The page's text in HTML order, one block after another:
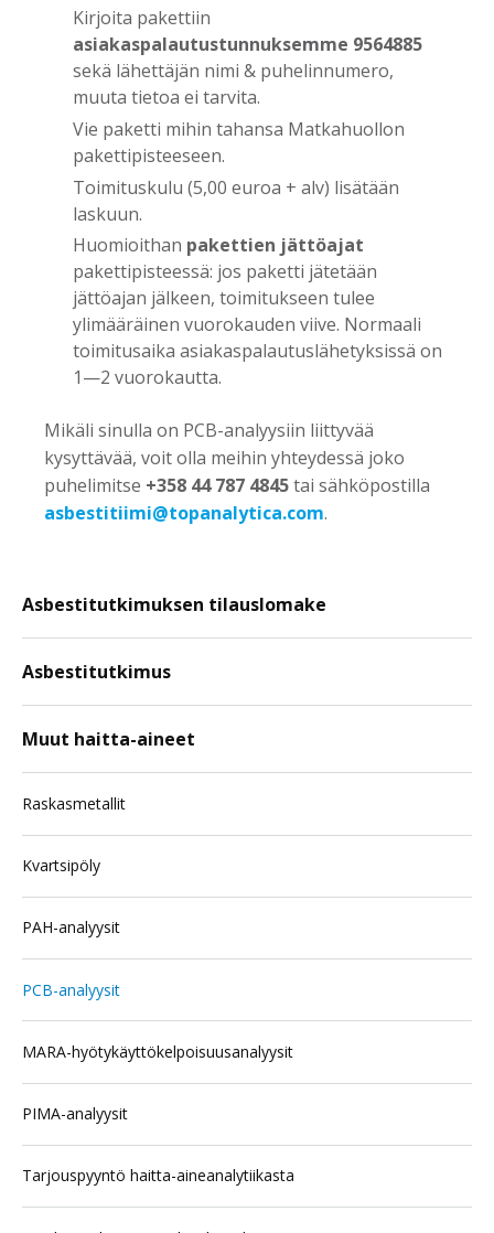
Kirjoita pakettiin
asiakaspalautustunnuksemme 9564885
sekä lähettäjän nimi & puhelinnumero,
muuta tietoa ei tarvita.
Vie paketti mihin tahansa Matkahuollon
pakettipisteeseen.
Toimituskulu (5,00 euroa + alv) lisätään
laskuun.
Huomioithan pakettien jättöajat
pakettipisteessä: jos paketti jätetään
jättöajan jälkeen, toimitukseen tulee
ylimääräinen vuorokauden viive. Normaali
toimitusaika asiakaspalautuslähetyksissä on
1—2 vuorokautta.
Mikäli sinulla on PCB-analyysiin liittyvää
kysyttävää, voit olla meihin yhteydessä joko
puhelimitse +358 44 787 4845tai sähköpostilla
asbestitiimi@topanalytica.com.
Asbestitutkimuksen tilauslomake
Asbestitutkimus
Muut haitta-aineet
Raskasmetallit
Kvartsipöly
PAH-analyysit
PCB-analyysit
MARA-hyötykäyttökelpoisuusanalyysit
PIMA-analyysit
Tarjouspyyntö haitta-aineanalytiikasta